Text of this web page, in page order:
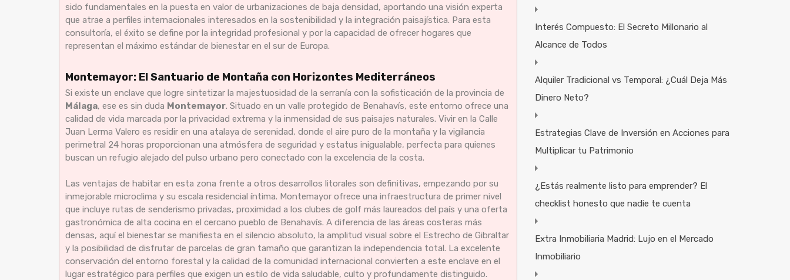
sido fundamentales en la puesta en valor de urbanizaciones de baja densidad, aportando una visión experta
que atrae a perfiles internacionales interesados en la sostenibilidad y la integración paisajística. Para esta
consultoría, el éxito se define por la integridad profesional y por la capacidad de ofrecer hogares que
representan el máximo estándar de bienestar en el sur de Europa.
Montemayor: El Santuario de Montaña con Horizontes Mediterráneos
Si existe un enclave que logre sintetizar la majestuosidad de la serranía con la sofisticación de la provincia de
Málaga, ese es sin duda Montemayor. Situado en un valle protegido de Benahavís, este entorno ofrece una
calidad de vida marcada por la privacidad extrema y la inmensidad de sus paisajes naturales. Vivir en la Calle
Juan Lerma Valero es residir en una atalaya de serenidad, donde el aire puro de la montaña y la vigilancia
perimetral 24 horas proporcionan una atmósfera de seguridad y estatus inigualable, perfecta para quienes
buscan un refugio alejado del pulso urbano pero conectado con la excelencia de la costa.
Las ventajas de habitar en esta zona frente a otros desarrollos litorales son definitivas, empezando por su
inmejorable microclima y su escala residencial íntima. Montemayor ofrece una infraestructura de primer nivel
que incluye rutas de senderismo privadas, proximidad a los clubes de golf más laureados del país y una oferta
gastronómica de alta cocina en el cercano pueblo de Benahavís. A diferencia de las áreas costeras más
densas, aquí el bienestar se manifiesta en el silencio absoluto, la amplitud visual sobre el Estrecho de Gibraltar
y la posibilidad de disfrutar de parcelas de gran tamaño que garantizan la independencia total. La excelente
conservación del entorno forestal y la calidad de la comunidad internacional convierten a este enclave en el
lugar estratégico para perfiles que exigen un estilo de vida saludable, culto y profundamente distinguido.
Interés Compuesto: El Secreto Millonario al
Alcance de Todos
Alquiler Tradicional vs Temporal: ¿Cuál Deja Más
Dinero Neto?
Estrategias Clave de Inversión en Acciones para
Multiplicar tu Patrimonio
¿Estás realmente listo para emprender? El
checklist honesto que nadie te cuenta
Extra Inmobiliaria Madrid: Lujo en el Mercado
Inmobiliario